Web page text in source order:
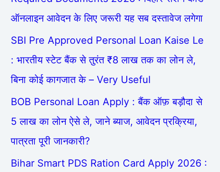
ऑनलाइन आवेदन के लिए जरूरी यह सब दस्तावेज लगेगा
SBI Pre Approved Personal Loan Kaise Le
: भारतीय स्टेट बैंक से तुरंत ₹8 लाख तक का लोन ले,
बिना कोई कागजात के – Very Useful
BOB Personal Loan Apply : बैंक ऑफ़ बड़ौदा से
5 लाख का लोन ऐसे ले, जाने ब्याज, आवेदन प्रक्रिया,
पात्रता पूरी जानकारी?
Bihar Smart PDS Ration Card Apply 2026 :